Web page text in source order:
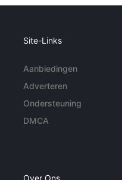
Site-Links
Aanbiedingen
Adverteren
Ondersteuning
DMCA
Over Ons